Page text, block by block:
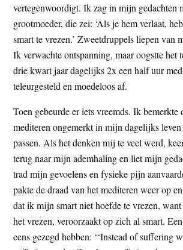
vertegenwoordigt. Ik zag in mijn gedachten
grootmoeder, die zei: ‘Als je hem verlaat,
smart te vrezen.’ Zweetdruppels liepen van
Ik verwachte ontspanning, maar oogstte het
drie kwart jaar dagelijks 2x een half uur
teleurgesteld en moedeloos af.
Toen gebeurde er iets vreemds. Ik bemerkte
mediteren ongemerkt in mijn dagelijks leven
passen. Als het denken mij te veel werd,
terug naar mijn ademhaling en liet mijn
trad mijn gevoelens en fysieke pijn
pakte de draad van het mediteren weer op
dat ik mijn smart niet hoefde te vrezen,
het vrezen, veroorzaakt op zich al smart.
eens gezegd hebben: ‘‘Instead of suffering